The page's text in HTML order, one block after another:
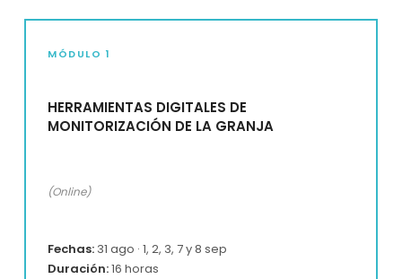
MÓDULO 1
HERRAMIENTAS DIGITALES DE
MONITORIZACIÓN DE LA GRANJA
(Online)
Fechas: 31 ago · 1, 2, 3, 7 y 8 sep
Duración:16 horas